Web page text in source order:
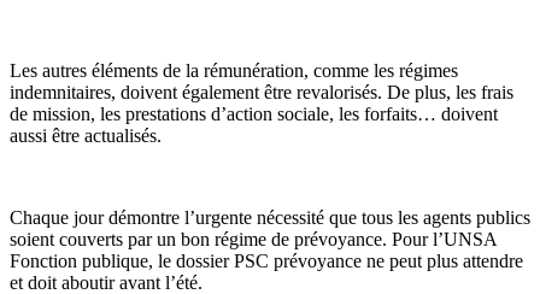
Les autres éléments de la rémunération, comme les régimes
indemnitaires, doivent également être revalorisés. De plus, les frais
de mission, les prestations d’action sociale, les forfaits… doivent
aussi être actualisés.
Chaque jour démontre l’urgente nécessité que tous les agents publics
soient couverts par un bon régime de prévoyance. Pour l’UNSA
Fonction publique, le dossier PSC prévoyance ne peut plus attendre
et doit aboutir avant l’été.